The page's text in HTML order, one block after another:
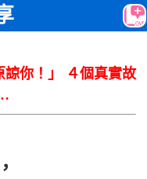
諒你！」 ４個真實故